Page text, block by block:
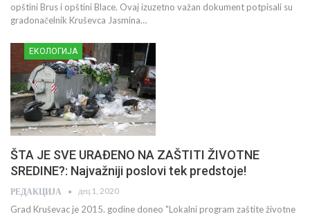
opštini Brus i opštini Blace. Ovaj izuzetno važan dokument potpisali su
gradonačelnik Kruševca Jasmina…
ЕКОЛОГИЈА
ŠTA JE SVE URAĐENO NA ZAŠTITI ŽIVOTNE
SREDINE?: Najvažniji poslovi tek predstoje!
РЕДАКЦИЈА дец 1, 2020
Grad Kruševac je 2015. godine doneo "Lokalni program zaštite životne